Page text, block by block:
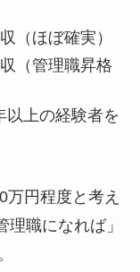
（ほぼ確実）
（管理職昇格
以上の経験者を
円程度と考え
職になれば」